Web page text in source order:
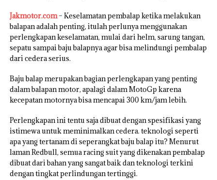
Jakmotor.com– Keselamatan pembalap ketika melakukan
balapan adalah penting, itulah perlunya menggunakan
perlengkapan keselamatan, mulai dari helm, sarung tangan,
sepatu sampai baju balapnya agar bisa melindungi pembalap
dari cedera serius.
Baju balap merupakan bagian perlengkapan yang penting
dalam balapan motor, apalagi dalam MotoGp karena
kecepatan motornya bisa mencapai 300 km/jam lebih.
Perlengkapan ini tentu saja dibuat dengan spesifikasi yang
istimewa untuk meminimalkan cedera. teknologi seperti
apa yang tertanam di seperangkat baju balap itu? Menurut
laman Redbull, semua racing suit yang dikenakan pembalap
dibuat dari bahan yang sangat baik dan teknologi terkini
dengan tingkat perlindungan tertinggi.